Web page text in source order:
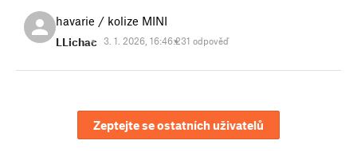
havarie / kolize MINI
LLichac 3. 1. 2026, 16:46:231 odpověď
Zeptejte se ostatních uživatelů